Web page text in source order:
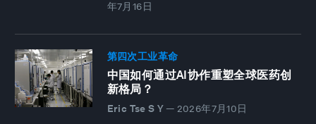
年7月16日
第四次工业革命
中国如何通过AI协作重塑全球医药创
新格局？
Eric Tse S Y — 2026年7月10日